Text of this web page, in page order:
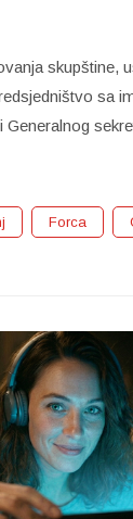
skupštine,
sa
Generalnog
Forca